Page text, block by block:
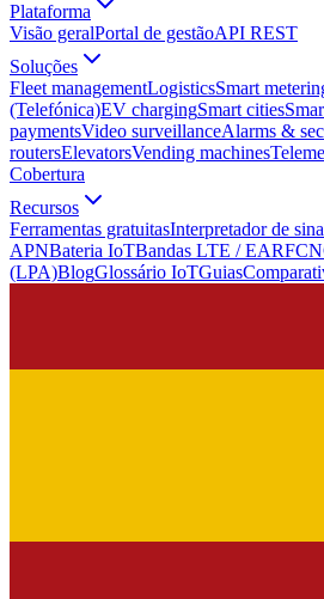
Plataforma
Visão geralPortal de gestãoAPI REST
Soluções
Fleet managementLogisticsSmart
(Telefónica)EV chargingSmart cities
paymentsVideo surveillanceAlarms &
routersElevatorsVending machines
Cobertura
Recursos
Ferramentas gratuitasInterpretador de
APNBateria IoTBandas LTE / EARFCN
(LPA)BlogGlossário IoTGuias